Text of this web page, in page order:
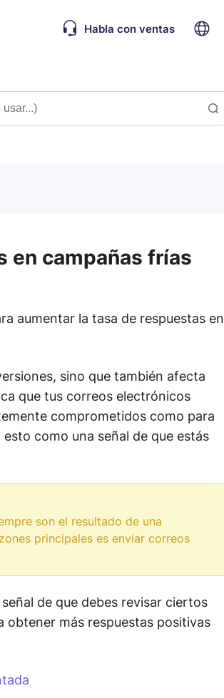
Habla con ventas
en campañas frías
aumentar la tasa de respuestas en
sino que también afecta
que tus correos electrónicos
comprometidos como para
como una señal de que estás
son el resultado de una
principales es enviar correos
de que debes revisar ciertos
obtener más respuestas positivas